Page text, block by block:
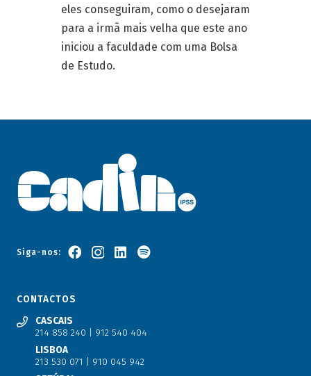
eles conseguiram, como o desejaram
para a irmã mais velha que este ano
iniciou a faculdade com uma Bolsa
de Estudo.
Siga-nos:
CONTACTOS
CASCAIS
214 858 240 | 912 540 404
LISBOA
213 530 071 | 910 045 942